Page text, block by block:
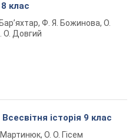
клас
Бар’яхтар, Ф. Я. Божинова, О.
О. Довгий
історія 9 клас
О. О. Гісем